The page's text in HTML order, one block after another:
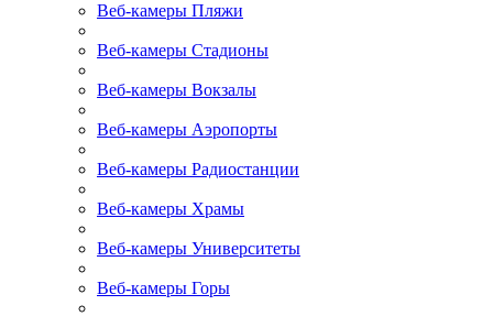
Веб-камеры Пляжи
Веб-камеры Стадионы
Веб-камеры Вокзалы
Веб-камеры Аэропорты
Веб-камеры Радиостанции
Веб-камеры Храмы
Веб-камеры Университеты
Веб-камеры Горы